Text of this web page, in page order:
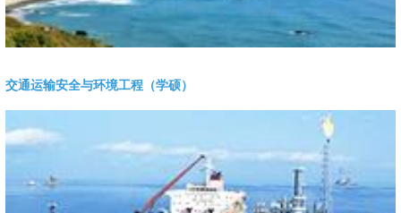
交通运输安全与环境工程（学硕）